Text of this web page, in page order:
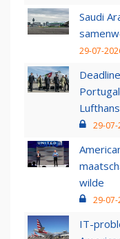
Saudi
29-07-
29-07-
wilde
29-07-
IT-